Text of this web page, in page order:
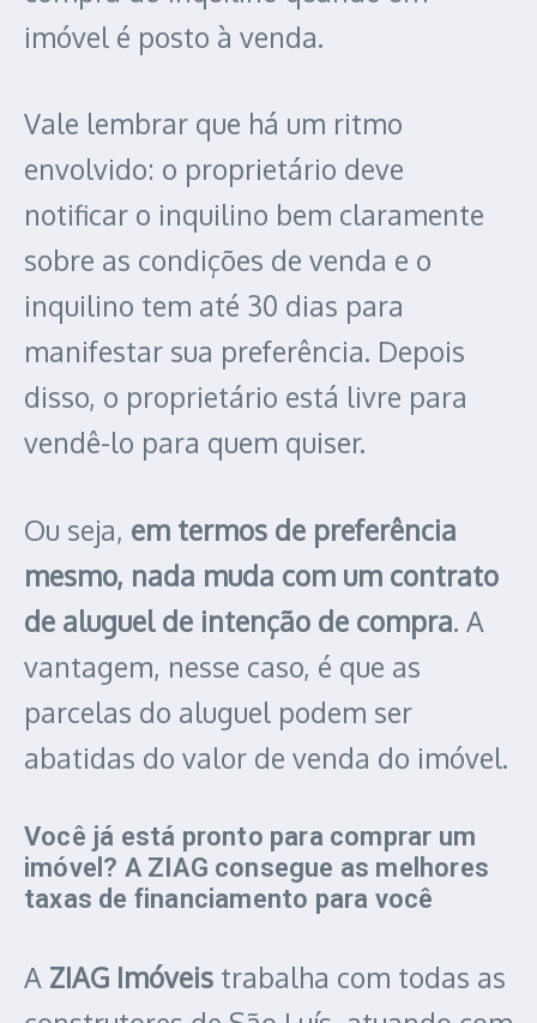
imóvel é posto à venda.
Vale lembrar que há um ritmo
envolvido: o proprietário deve
notificar o inquilino bem claramente
sobre as condições de venda e o
inquilino tem até 30 dias para
manifestar sua preferência. Depois
disso, o proprietário está livre para
vendê-lo para quem quiser.
Ou seja, em termos de preferência
mesmo, nada muda com um contrato
de aluguel de intenção de compra. A
vantagem, nesse caso, é que as
parcelas do aluguel podem ser
abatidas do valor de venda do imóvel.
Você já está pronto para comprar um
imóvel? A ZIAG consegue as melhores
taxas de financiamento para você
A ZIAG Imóveis trabalha com todas as